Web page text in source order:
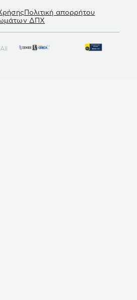
Πολιτική απορρήτου
ΔΠΧ